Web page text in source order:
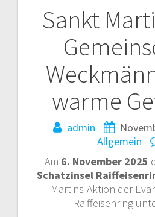
Sankt
warme
admin
Allgemein
Am 6. November 2025
Schatzinsel
Martins-Aktion der
Raiffeisenring